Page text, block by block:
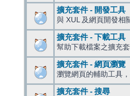
擴充套件 - 開發工具
與 XUL 及網頁開發相
擴充套件 - 下載工具
幫助下載檔案之擴充
擴充套件 - 網頁瀏覽
瀏覽網頁的輔助工具
擴充套件 - 搜尋